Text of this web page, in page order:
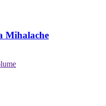
Mihalache